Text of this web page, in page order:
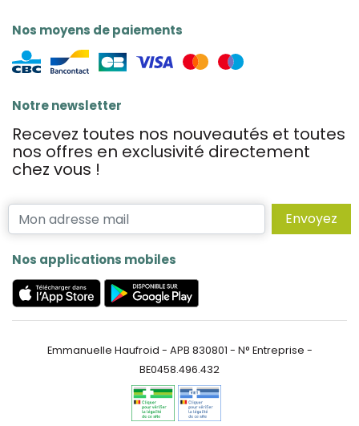
Nos moyens de paiements
Notre newsletter
Recevez toutes nos nouveautés et toutes
nos offres en exclusivité directement
chez vous !
Envoyez
Nos applications mobiles
Emmanuelle Haufroid - APB 830801 - N° Entreprise -
BE0458.496.432